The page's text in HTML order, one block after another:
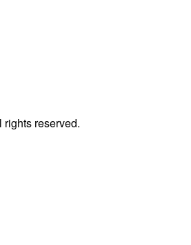
reserved.